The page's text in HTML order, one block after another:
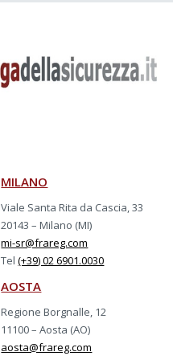
MILANO
Viale Santa Rita da Cascia, 33
20143 – Milano (MI)
mi-sr@frareg.com
Tel(+39) 02 6901.0030
AOSTA
Regione Borgnalle, 12
11100 – Aosta (AO)
aosta@frareg.com